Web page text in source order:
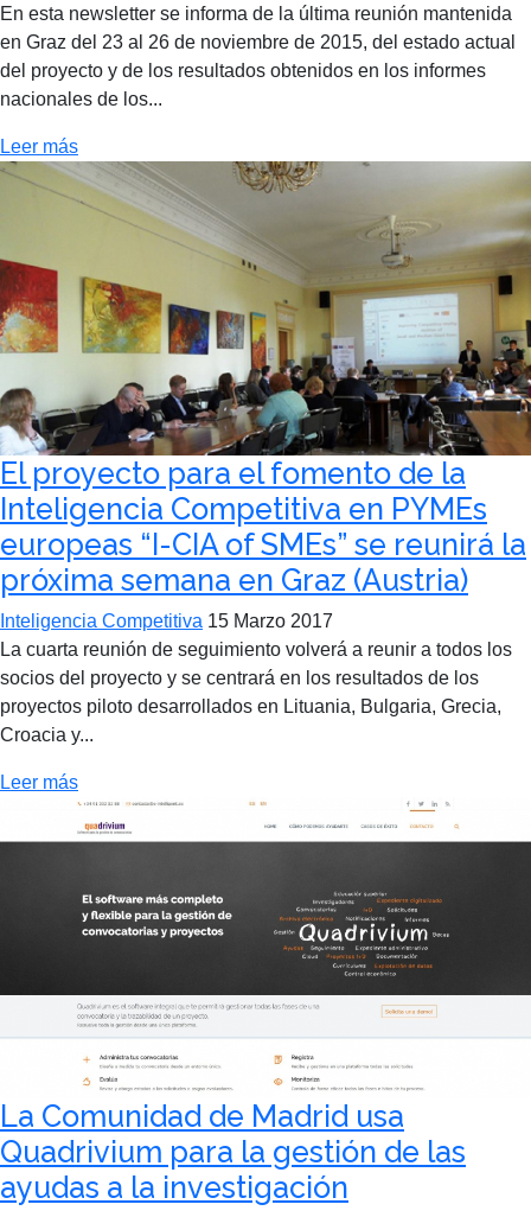
En esta newsletter se informa de la última reunión mantenida
en Graz del 23 al 26 de noviembre de 2015, del estado actual
del proyecto y de los resultados obtenidos en los informes
nacionales de los...
Leer más
El proyecto para el fomento de la
Inteligencia Competitiva en PYMEs
europeas “I-CIA of SMEs” se reunirá la
próxima semana en Graz (Austria)
Inteligencia Competitiva 15 Marzo 2017
La cuarta reunión de seguimiento volverá a reunir a todos los
socios del proyecto y se centrará en los resultados de los
proyectos piloto desarrollados en Lituania, Bulgaria, Grecia,
Croacia y...
Leer más
La Comunidad de Madrid usa
Quadrivium para la gestión de las
ayudas a la investigación